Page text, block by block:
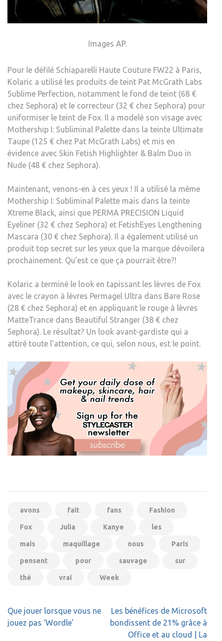
Images AP.
Pour le défilé Schiaparelli Haute Couture FW22 à Paris,
Kolaric a utilisé les produits de teint Pat McGrath Labs
Sublime Perfection, notamment le fond de teint (68 €
chez Sephora) et le correcteur (32 € chez Sephora) pour
uniformiser le teint de Fox. Il a modelé son visage avec
Mothership I: Subliminal Palette dans la teinte Ultimate
Taupe (125 € chez Pat McGrath Labs) et mis en
évidence avec Skin Fetish Highlighter & Balm Duo in
Nude (48 € chez Sephora).
Maintenant, venons-en à ces yeux ! Il a utilisé la même
Mothership I: Subliminal Palette mais dans la teinte
Xtreme Black, ainsi que PERMA PRECISION Liquid
Eyeliner (32 € chez Sephora) et FetishEyes Lengthening
Mascara (30 € chez Sephora). Il a également utilisé un
produit top secret sur les yeux que la marque dévoilera
prochainement. Qu’est ce que ça pourrait être?!
Kolaric a terminé le look en tapissant les lèvres de Fox
avec le crayon à lèvres Permagel Ultra dans Bare Rose
(28 € chez Sephora) et en appliquant le rouge à lèvres
MatteTrance dans Beautiful Stranger (38 € chez
Sephora). Le résultat? Un look avant-gardiste qui a
attiré toute l’attention, ce qui, selon nous, est le point.
avons fait fans Fashion
Fox Julia Kanye les
mais maquillage nous Paris
pensent pour sauvage sur
thé vrai Week
Navigation
de
Que jouer lorsque vous ne
jouez pas ‘Wordle’
Les bénéfices de Microsoft
bondissent de 21% grâce à
Office et au cloud | La